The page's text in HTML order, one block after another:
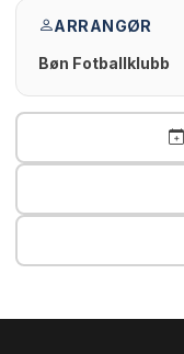
ARRANGØR
Bøn Fotballklubb